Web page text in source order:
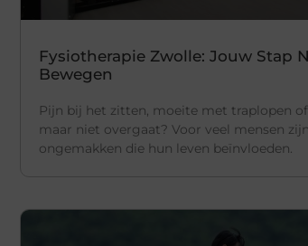
Fysiotherapie Zwolle: Jouw Stap
Bewegen
Pijn bij het zitten, moeite met traplopen
maar niet overgaat? Voor veel mensen
ongemakken die hun leven beïnvloeden.